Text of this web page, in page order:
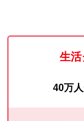
生活
40万